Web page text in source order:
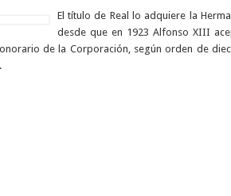
El título de Real lo adquiere la
desde que en 1923 Alfonso XIII
de la Corporación, según orden de